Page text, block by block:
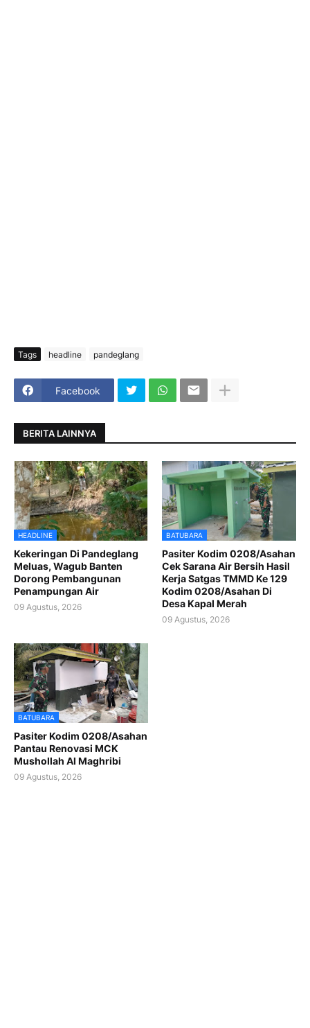
Tags headline pandeglang
Facebook
BERITA LAINNYA
HEADLINE
Kekeringan Di Pandeglang
Meluas, Wagub Banten
Dorong Pembangunan
Penampungan Air
09 Agustus, 2026
BATUBARA
Pasiter Kodim 0208/Asahan
Cek Sarana Air Bersih Hasil
Kerja Satgas TMMD Ke 129
Kodim 0208/Asahan Di
Desa Kapal Merah
09 Agustus, 2026
BATUBARA
Pasiter Kodim 0208/Asahan
Pantau Renovasi MCK
Mushollah Al Maghribi
09 Agustus, 2026